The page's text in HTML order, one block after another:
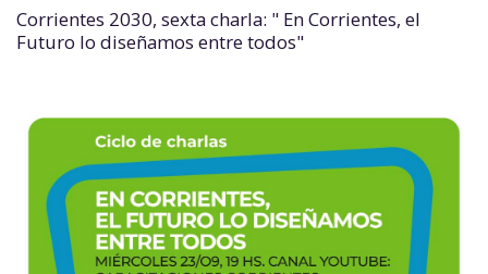
Corrientes 2030, sexta charla: " En Corrientes, el
Futuro lo diseñamos entre todos"